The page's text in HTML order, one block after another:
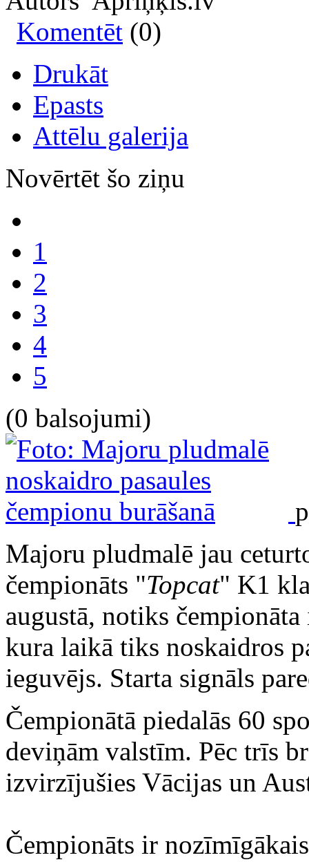
Komentēt (0)
Drukāt
Epasts
Attēlu galerija
Novērtēt šo ziņu
1
2
3
4
5
(0 balsojumi)
Majoru pludmalē jau
čempionāts "Topcat" K1
augustā, notiks
kura laikā tiks noskaidros
ieguvējs. Starta signāls
Čempionātā piedalās 60
deviņām valstīm. Pēc trīs
izvirzījušies Vācijas un
Čempionāts ir